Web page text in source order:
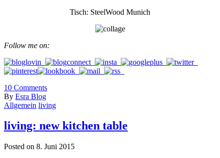
Tisch: SteelWood Munich
Follow me on:
10 Comments
By Esra Blog
Allgemein living
living: new kitchen table
Posted on 8. Juni 2015